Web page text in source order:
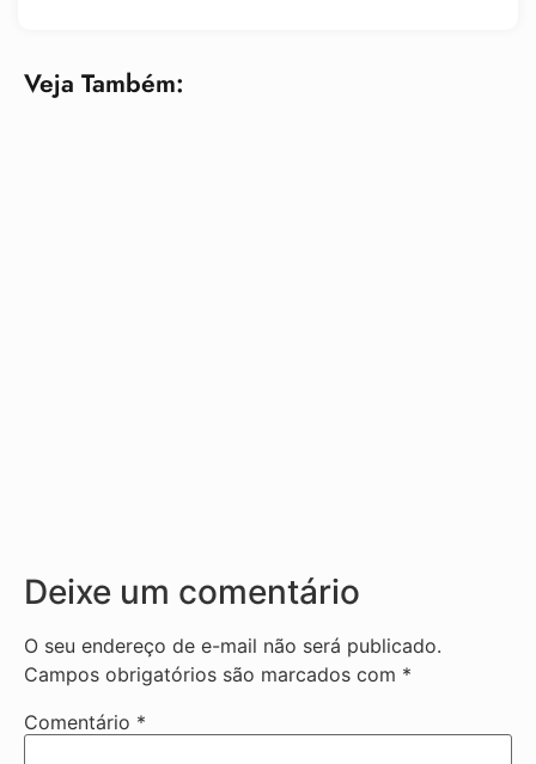
Veja Também:
Deixe um comentário
O seu endereço de e-mail não será publicado.
Campos obrigatórios são marcados com *
Comentário *